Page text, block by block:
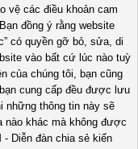
vệ các điều khoản cam
đồng ý rằng website
có quyền gỡ bỏ, sửa, di
vào bất cứ lúc nào tuỳ
của chúng tôi, bạn cũng
cung cấp đều được lưu
những thông tin này sẽ
khác mà không được
- Diễn đàn chia sẻ kiến